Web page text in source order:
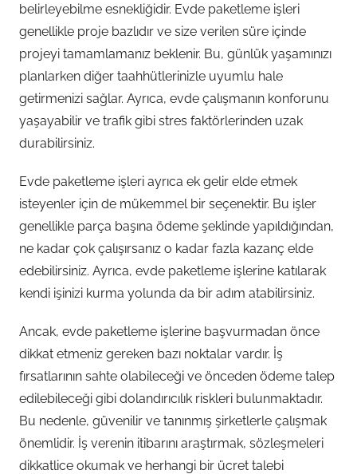
belirleyebilme esnekliğidir. Evde paketleme işleri
genellikle proje bazlıdır ve size verilen süre içinde
projeyi tamamlamanız beklenir. Bu, günlük yaşamınızı
planlarken diğer taahhütlerinizle uyumlu hale
getirmenizi sağlar. Ayrıca, evde çalışmanın konforunu
yaşayabilir ve trafik gibi stres faktörlerinden uzak
durabilirsiniz.
Evde paketleme işleri ayrıca ek gelir elde etmek
isteyenler için de mükemmel bir seçenektir. Bu işler
genellikle parça başına ödeme şeklinde yapıldığından,
ne kadar çok çalışırsanız o kadar fazla kazanç elde
edebilirsiniz. Ayrıca, evde paketleme işlerine katılarak
kendi işinizi kurma yolunda da bir adım atabilirsiniz.
Ancak, evde paketleme işlerine başvurmadan önce
dikkat etmeniz gereken bazı noktalar vardır. İş
fırsatlarının sahte olabileceği ve önceden ödeme talep
edilebileceği gibi dolandırıcılık riskleri bulunmaktadır.
Bu nedenle, güvenilir ve tanınmış şirketlerle çalışmak
önemlidir. İş verenin itibarını araştırmak, sözleşmeleri
dikkatlice okumak ve herhangi bir ücret talebi